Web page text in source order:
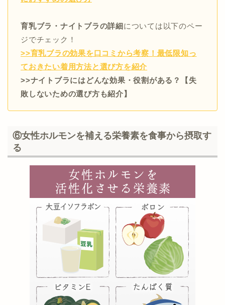
育乳ブラ・ナイトブラの詳細については以下のペー
ジでチェック！
>>育乳ブラの効果を口コミから考察！最低限知っ
ておきたい着用方法と選び方を紹介
>>ナイトブラにはどんな効果・役割がある？【失
敗しないための選び方も紹介】
⑥女性ホルモンを補える栄養素を食事から摂取す
る